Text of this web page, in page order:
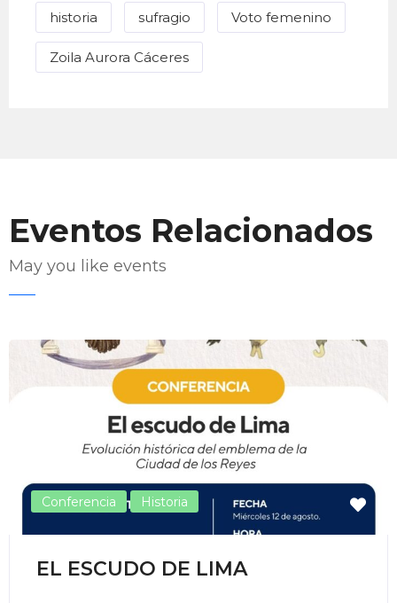
Enviar Correo
historia sufragio Voto femenino
Zoila Aurora Cáceres
Eventos Relacionados
May you like events
Conferencia Historia
EL ESCUDO DE LIMA